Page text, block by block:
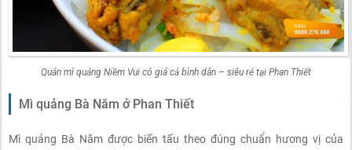
Quán mì quảng Niềm Vui có giá cả bình dân – siêu rẻ tại Phan Thiết
Mì quảng Bà Năm ở Phan Thiết
Mì quảng Bà Năm được biến tấu theo đúng chuẩn hương vị của